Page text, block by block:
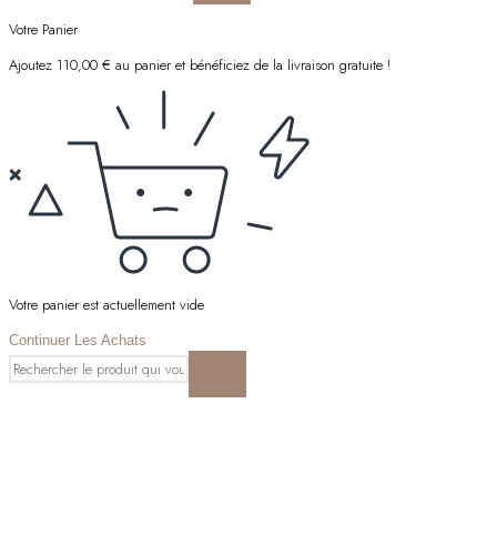
Votre Panier
Ajoutez 110,00 € au panier et bénéficiez de la livraison gratuite !
Votre panier est actuellement vide
Continuer Les Achats